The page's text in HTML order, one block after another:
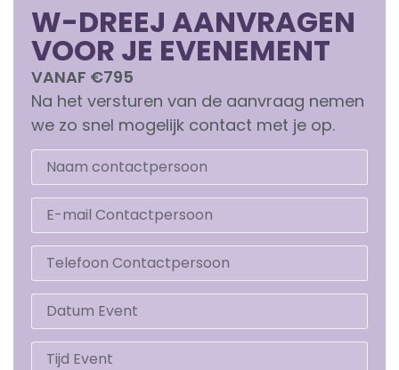
W-DREEJ AANVRAGEN
VOOR JE EVENEMENT
VANAF €795
Na het versturen van de aanvraag nemen
we zo snel mogelijk contact met je op.